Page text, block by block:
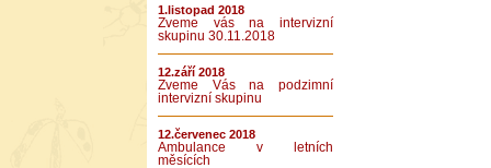
1.listopad 2018
Zveme vás na intervizní
skupinu 30.11.2018
12.září 2018
Zveme Vás na podzimní
intervizní skupinu
12.červenec 2018
Ambulance v letních
měsících